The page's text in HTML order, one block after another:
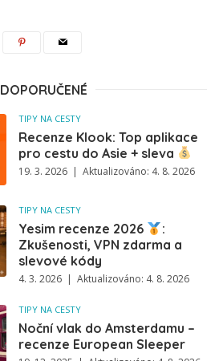
DOPORUČENÉ
TIPY NA CESTY
Recenze Klook: Top aplikace
pro cestu do Asie + sleva
19. 3. 2026 | Aktualizováno: 4. 8. 2026
TIPY NA CESTY
Yesim recenze 2026
:
Zkušenosti, VPN zdarma a
slevové kódy
4. 3. 2026 | Aktualizováno: 4. 8. 2026
TIPY NA CESTY
Noční vlak do Amsterdamu –
recenze European Sleeper